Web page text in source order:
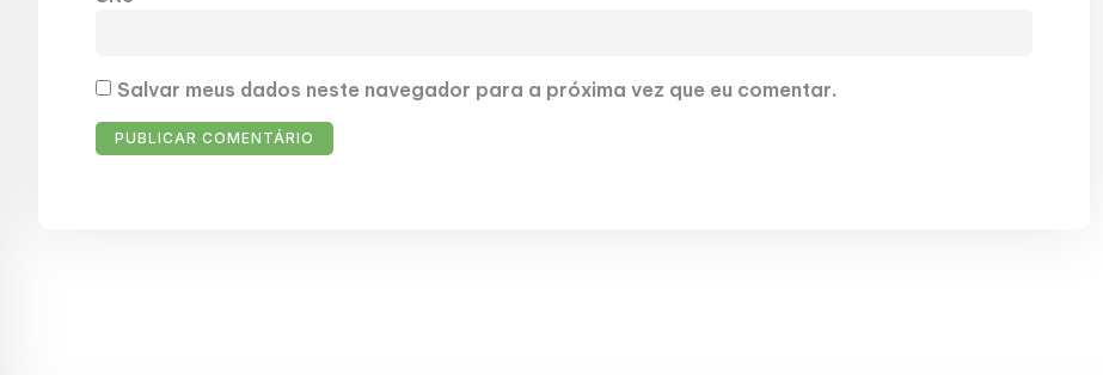
Salvar meus dados neste navegador para a próxima vez que eu comentar.